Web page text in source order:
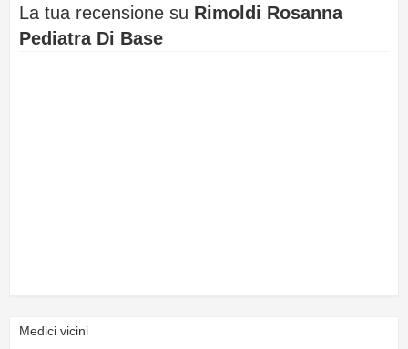
La tua recensione su Rimoldi Rosanna
Pediatra Di Base
Medici vicini